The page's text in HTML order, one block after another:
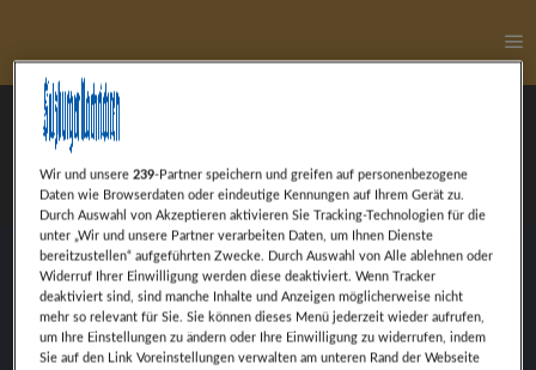
Plamen Ryaskov
Plamen Ryaskov, nominiert in der Leonidas
Kategorie TrainerIn des Jahres.
Wir und unsere239-Partner speichern und greifen auf personenbezogene
Daten wie Browserdaten oder eindeutige Kennungen auf Ihrem Gerät zu.
Durch Auswahl von Akzeptieren aktivieren Sie Tracking-Technologien für die
unter „Wir und unsere Partner verarbeiten Daten, um Ihnen Dienste
bereitzustellen“ aufgeführten Zwecke. Durch Auswahl von Alle ablehnen oder
Widerruf Ihrer Einwilligung werden diese deaktiviert. Wenn Tracker
deaktiviert sind, sind manche Inhalte und Anzeigen möglicherweise nicht
mehr so relevant für Sie. Sie können dieses Menü jederzeit wieder aufrufen,
um Ihre Einstellungen zu ändern oder Ihre Einwilligung zu widerrufen, indem
Sie auf den Link Voreinstellungen verwalten am unteren Rand der Webseite